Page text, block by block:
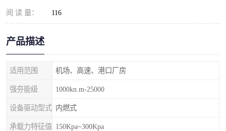
阅 读 量： 116
产品描述
适用范围 机场、高速、港口厂房
强夯能级 1000kn.m-25000
设备驱动型式 内燃式
承载力特征值 150Kpa~300Kpa